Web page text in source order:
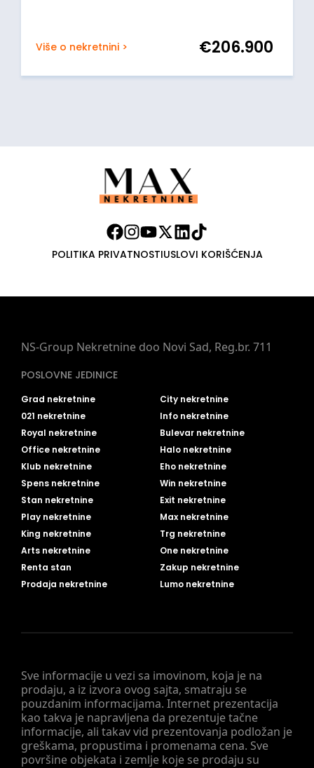
Više o nekretnini > €206.900
POLITIKA PRIVATNOSTIUSLOVI KORIŠĆENJA
Sve informacije u vezi sa imovinom, koja je na
prodaju, a iz izvora ovog sajta, smatraju se
pouzdanim informacijama. Internet prezentacija
kao takva je napravljena da prezentuje tačne
informacije, ali takav vid prezentovanja podložan je
greškama, propustima i promenama cena. Sve
površine objekata i zemlje koje se prodaju su
NS-Group Nekretnine doo Novi Sad, Reg.br. 711
POSLOVNE JEDINICE
Grad nekretnine
City nekretnine
021 nekretnine
Info nekretnine
Royal nekretnine
Bulevar nekretnine
Office nekretnine
Halo nekretnine
Klub nekretnine
Eho nekretnine
Spens nekretnine
Win nekretnine
Stan nekretnine
Exit nekretnine
Play nekretnine
Max nekretnine
King nekretnine
Trg nekretnine
Arts nekretnine
One nekretnine
Renta stan
Zakup nekretnine
Prodaja nekretnine
Lumo nekretnine